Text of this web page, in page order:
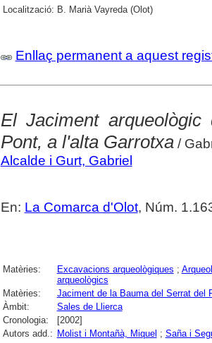
Localització: B. Marià Vayreda (Olot)
Enllaç permanent a aquest
El Jaciment
Pont, a l'alta Garrotxa/
Alcalde i Gurt, Gabriel
En: La Comarca d'Olot, Núm.
Matèries: Excavacions arqueològiques ;
arqueològics
Matèries:
Jaciment de la Bauma del Serrat del
Àmbit:
Sales de Llierca
Cronologia:
[2002]
Autors add.: Molist i Montañà, Miquel ; Saña i